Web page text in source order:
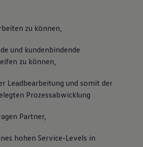
zu können,
und kundenbindende
zu können,
Leadbearbeitung und somit der
Prozessabwicklung
Partner,
hohen Service-Levels in